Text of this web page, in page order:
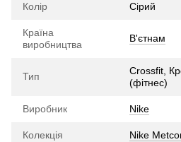
Колір Сірий
Країна
виробництва
В'єтнам
Тип
Crossfit,
(фітнес)
Виробник Nike
Колекція Nike